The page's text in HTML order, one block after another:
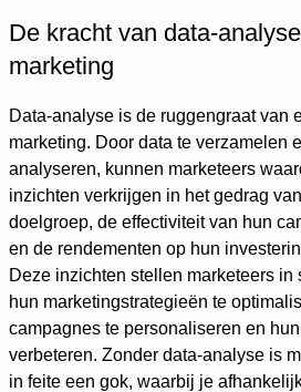
De kracht van data-
marketing
Data-analyse is de ruggengraat van
marketing. Door data te verzamelen
analyseren, kunnen marketeers
inzichten verkrijgen in het gedrag
doelgroep, de effectiviteit van hun
en de rendementen op hun
Deze inzichten stellen marketeers in
hun marketingstrategieën te
campagnes te personaliseren en
verbeteren. Zonder data-analyse is
in feite een gok, waarbij je